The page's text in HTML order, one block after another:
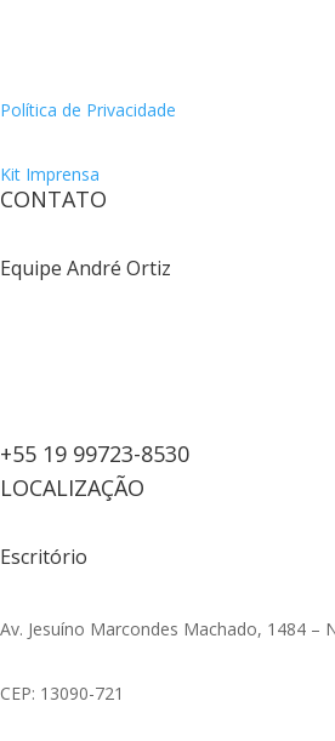
Política de Privacidade
Kit Imprensa
CONTATO
Equipe André Ortiz
+55 19 99723-8530
LOCALIZAÇÃO
Escritório
Av. Jesuíno Marcondes Machado, 1484 –
CEP: 13090-721